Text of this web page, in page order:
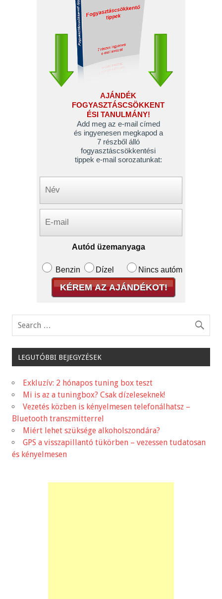
AJÁNDÉK
FOGYASZTÁSCSÖKKENT
ÉSI TANULMÁNY!
Add meg az e-mail címed
és ingyenesen megkapod a
7 részből álló
fogyasztáscsökkentési
tippek e-mail sorozatunkat:
Autód üzemanyaga
Benzin Dízel Nincs autóm
LEGUTÓBBI BEJEGYZÉSEK
Exkluzív: 2 hónapos tuning box teszt
Mi is az a tuningbox? Csak dízeleseknek!
Vezetés közben is kényelmesen telefonálhatsz –
Bluetooth transzmitterrel
Miért lehet szüksége alkoholszondára?
GPS a visszapillantó tükörben – vezessen tudatosan
és kényelmesen